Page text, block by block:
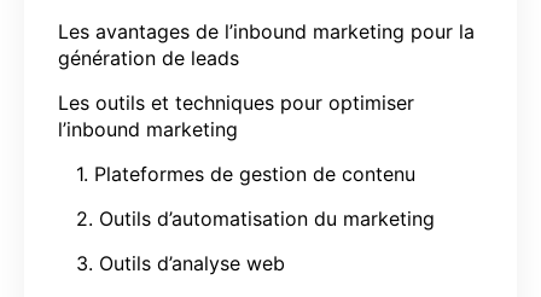
Les avantages de l’inbound marketing pour la
génération de leads
Les outils et techniques pour optimiser
l’inbound marketing
1. Plateformes de gestion de contenu
2. Outils d’automatisation du marketing
3. Outils d’analyse web